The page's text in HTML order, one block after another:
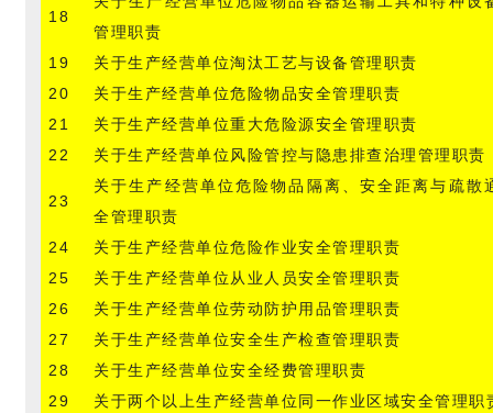
18
管理职责
19
关于生产经营单位淘汰工艺与设备管理职责
20
关于生产经营单位危险物品安全管理职责
21
关于生产经营单位重大危险源安全管理职责
22
关于生产经营单位风险管控与隐患排查治理管理职责
23
关于生产经营单位危险物品隔离、安全距离与疏散
全管理职责
24
关于生产经营单位危险作业安全管理职责
25
关于生产经营单位从业人员安全管理职责
26
关于生产经营单位劳动防护用品管理职责
27
关于生产经营单位安全生产检查管理职责
28
关于生产经营单位安全经费管理职责
29
关于两个以上生产经营单位同一作业区域安全管理职